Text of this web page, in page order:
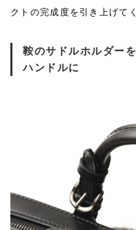
クトの完成度を引き上げて
鞍のサドルホルダーを
ハンドルに